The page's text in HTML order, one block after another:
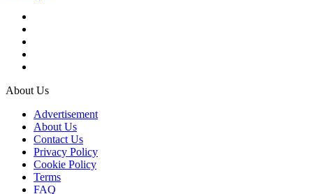
About Us
Advertisement
About Us
Contact Us
Privacy Policy
Cookie Policy
Terms
FAQ